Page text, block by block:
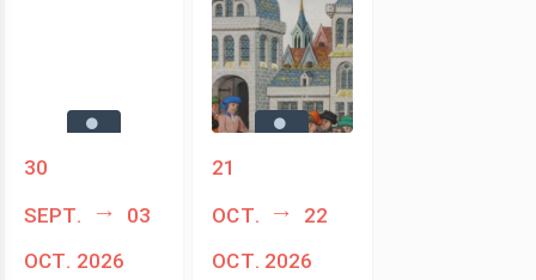
30
sept.
03
oct. 2026
21
oct.
22
oct. 2026